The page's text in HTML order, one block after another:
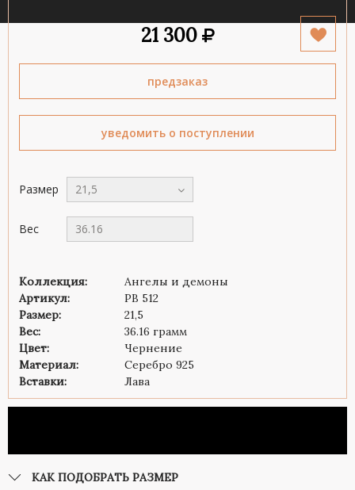
21 300
предзаказ
уведомить о поступлении
Размер 21,5
Вес 36.16
Коллекция:
Ангелы и демоны
Артикул:
PB 512
Размер:
21,5
Вес:
36.16 грамм
Цвет:
Чернение
Материал:
Серебро 925
Вставки:
Лава
КАК ПОДОБРАТЬ РАЗМЕР